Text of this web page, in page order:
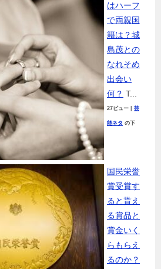
はハーフ
で両親国
籍は？城
島茂との
なれそめ
出会い
何？ T...
27ビュー 芸
能ネタ の下
国民栄誉
賞受賞す
ると貰え
る賞品と
賞金いく
らもらえ
るのか？